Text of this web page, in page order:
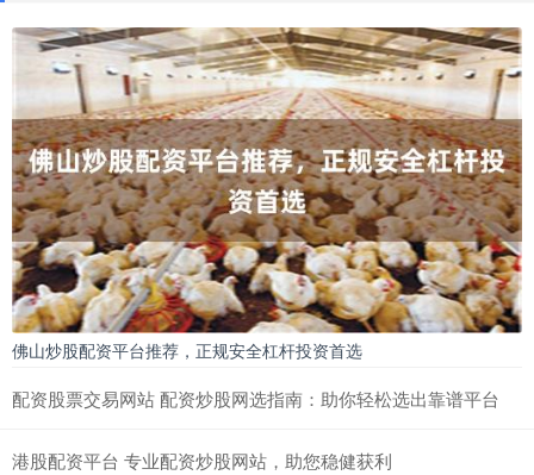
佛山炒股配资平台推荐，正规安全杠杆投资首选
配资股票交易网站 配资炒股网选指南：助你轻松选出靠谱平台
港股配资平台 专业配资炒股网站，助您稳健获利